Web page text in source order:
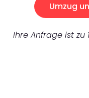
Umzug
Ihre Anfrage ist zu